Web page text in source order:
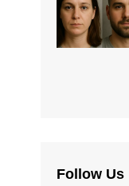
Follow Us